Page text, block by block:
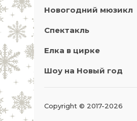
Новогодний мюзикл
Спектакль
Елка в цирке
Шоу на Новый год
Copyright © 2017-2026